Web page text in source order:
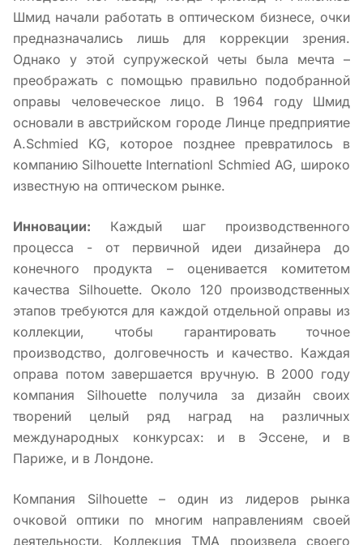
Шмид начали работать в оптическом бизнесе, очки
предназначались лишь для коррекции зрения.
Однако у этой супружеской четы была мечта –
преображать с помощью правильно подобранной
оправы человеческое лицо. В 1964 году Шмид
основали в австрийском городе Линце предприятие
А.Schmied KG, которое позднее превратилось в
компанию Silhouette Internationl Schmied AG, широко
известную на оптическом рынке.
Инновации: Каждый шаг производственного
процесса - от первичной идеи дизайнера до
конечного продукта – оценивается комитетом
качества Silhouette. Около 120 производственных
этапов требуются для каждой отдельной оправы из
коллекции, чтобы гарантировать точное
производство, долговечность и качество. Каждая
оправа потом завершается вручную. В 2000 году
компания Silhouette получила за дизайн своих
творений целый ряд наград на различных
международных конкурсах: и в Эссене, и в
Париже, и в Лондоне.
Компания Silhouette – один из лидеров рынка
очковой оптики по многим направлениям своей
деятельности. Коллекция TMA произвела своего